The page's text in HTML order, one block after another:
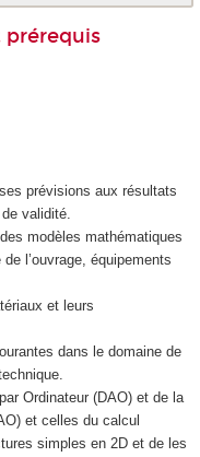
prérequis
prévisions aux résultats
validité.
modèles mathématiques
l’ouvrage, équipements
et leurs
dans le domaine de
Ordinateur (DAO) et de la
et celles du calcul
simples en 2D et de les